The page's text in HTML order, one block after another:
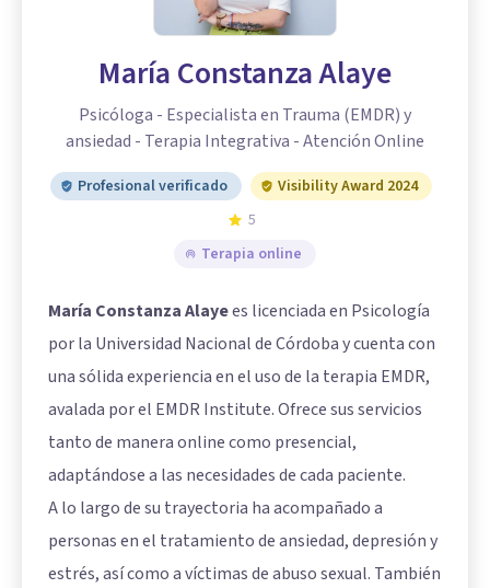
María Constanza Alaye
Psicóloga - Especialista en Trauma (EMDR) y
ansiedad - Terapia Integrativa - Atención Online
Profesional verificado
Visibility Award 2024
5
Terapia online
María Constanza Alayees licenciada en Psicología
por la Universidad Nacional de Córdoba y cuenta con
una sólida experiencia en el uso de la terapia EMDR,
avalada por el EMDR Institute. Ofrece sus servicios
tanto de manera online como presencial,
adaptándose a las necesidades de cada paciente.
A lo largo de su trayectoria ha acompañado a
personas en el tratamiento de ansiedad, depresión y
estrés, así como a víctimas de abuso sexual. También